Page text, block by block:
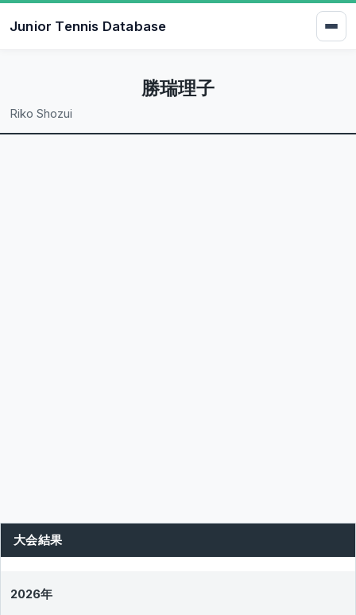
Junior Tennis Database
勝瑞理子
Riko Shozui
大会結果
2026年